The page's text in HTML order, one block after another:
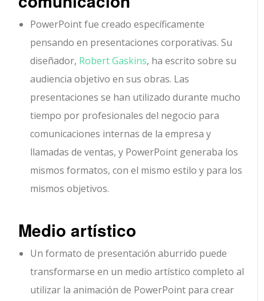
PowerPoint fue creado específicamente
pensando en presentaciones corporativas. Su
diseñador, Robert Gaskins, ha escrito sobre su
audiencia objetivo en sus obras. Las
presentaciones se han utilizado durante mucho
tiempo por profesionales del negocio para
comunicaciones internas de la empresa y
llamadas de ventas, y PowerPoint generaba los
mismos formatos, con el mismo estilo y para los
mismos objetivos.
Medio artístico
Un formato de presentación aburrido puede
transformarse en un medio artístico completo al
utilizar la animación de PowerPoint para crear